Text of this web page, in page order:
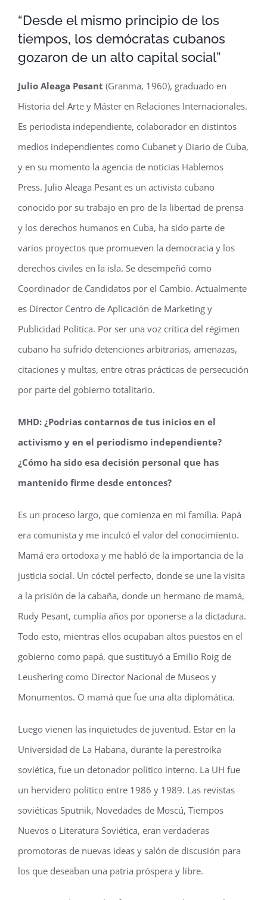
“Desde el mismo principio de los
tiempos, los demócratas cubanos
gozaron de un alto capital social”
Julio Aleaga Pesant (Granma, 1960), graduado en
Historia del Arte y Máster en Relaciones Internacionales.
Es periodista independiente, colaborador en distintos
medios independientes como Cubanet y Diario de Cuba,
y en su momento la agencia de noticias Hablemos
Press. Julio Aleaga Pesant es un activista cubano
conocido por su trabajo en pro de la libertad de prensa
y los derechos humanos en Cuba, ha sido parte de
varios proyectos que promueven la democracia y los
derechos civiles en la isla. Se desempeñó como
Coordinador de Candidatos por el Cambio. Actualmente
es Director Centro de Aplicación de Marketing y
Publicidad Política. Por ser una voz crítica del régimen
cubano ha sufrido detenciones arbitrarias, amenazas,
citaciones y multas, entre otras prácticas de persecución
por parte del gobierno totalitario.
MHD: ¿Podrías contarnos de tus inicios en el
activismo y en el periodismo independiente?
¿Cómo ha sido esa decisión personal que has
mantenido firme desde entonces?
Es un proceso largo, que comienza en mi familia. Papá
era comunista y me inculcó el valor del conocimiento.
Mamá era ortodoxa y me habló de la importancia de la
justicia social. Un cóctel perfecto, donde se une la visita
a la prisión de la cabaña, donde un hermano de mamá,
Rudy Pesant, cumplía años por oponerse a la dictadura.
Todo esto, mientras ellos ocupaban altos puestos en el
gobierno como papá, que sustituyó a Emilio Roig de
Leushering como Director Nacional de Museos y
Monumentos. O mamá que fue una alta diplomática.
Luego vienen las inquietudes de juventud. Estar en la
Universidad de La Habana, durante la perestroika
soviética, fue un detonador político interno. La UH fue
un hervidero político entre 1986 y 1989. Las revistas
soviéticas Sputnik, Novedades de Moscú, Tiempos
Nuevos o Literatura Soviética, eran verdaderas
promotoras de nuevas ideas y salón de discusión para
los que deseaban una patria próspera y libre.